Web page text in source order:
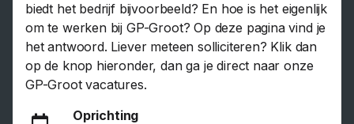
biedt het bedrijf bijvoorbeeld? En hoe is het eigenlijk
om te werken bij GP-Groot? Op deze pagina vind je
het antwoord. Liever meteen solliciteren? Klik dan
op de knop hieronder, dan ga je direct naar onze
GP-Groot vacatures.
Oprichting